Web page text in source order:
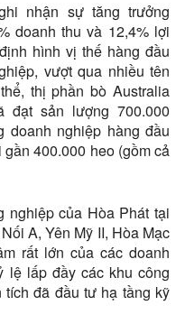
nhận sự tăng trưởng
doanh thu và 12,4% lợi
hình vị thế hàng đầu
vượt qua nhiều tên
thị phần bò Australia
đạt sản lượng 700.000
doanh nghiệp hàng đầu
400.000 heo (gồm cả
nghiệp của Hòa Phát tại
A, Yên Mỹ II, Hòa Mạc
rất lớn của các doanh
lệ lấp đầy các khu công
đã đầu tư hạ tầng kỹ